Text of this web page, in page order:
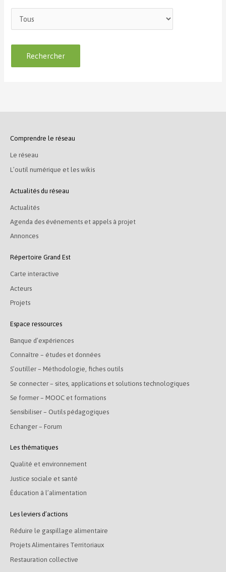
Comprendre le réseau
Le réseau
L’outil numérique et les wikis
Actualités du réseau
Actualités
Agenda des événements et appels à projet
Annonces
Répertoire Grand Est
Carte interactive
Acteurs
Projets
Espace ressources
Banque d’expériences
Connaître – études et données
S’outiller – Méthodologie, fiches outils
Se connecter – sites, applications et solutions technologiques
Se former – MOOC et formations
Sensibiliser – Outils pédagogiques
Echanger – Forum
Les thématiques
Qualité et environnement
Justice sociale et santé
Éducation à l’alimentation
Les leviers d’actions
Réduire le gaspillage alimentaire
Projets Alimentaires Territoriaux
Restauration collective